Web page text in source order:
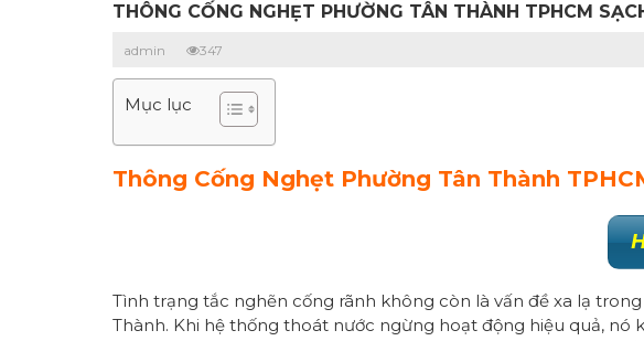
THÔNG CỐNG NGHẸT PHƯỜNG TÂN THÀNH TPHCM
admin 347
Mục lục
Thông Cống Nghẹt Phường Tân Thành
Tình trạng tắc nghẽn cống rãnh không còn là vấn đề xa lạ
Thành. Khi hệ thống thoát nước ngừng hoạt động hiệu quả,